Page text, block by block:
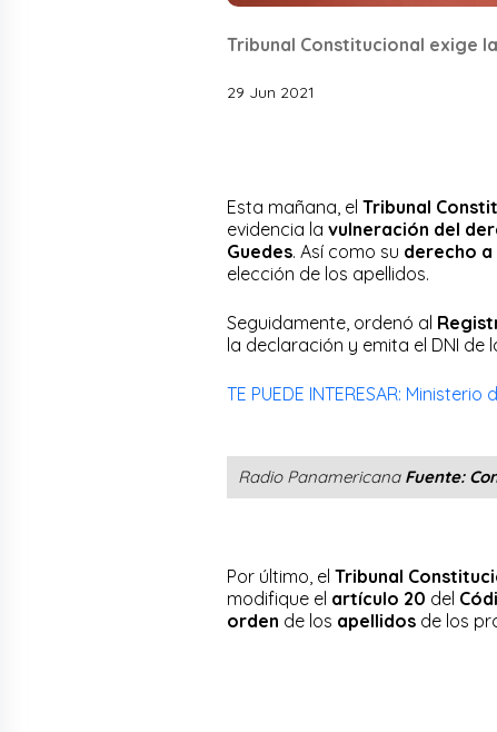
Tribunal Constitucional exige
29 Jun 2021
Esta mañana, el Tribunal
evidencia la vulneración del
Guedes. Así como su derecho
elección de los apellidos.
Seguidamente, ordenó al
la declaración y emita el DNI
TE PUEDE INTERESAR:
Radio Panamericana Fuente:
Por último, el Tribunal
modifique el artículo 20 del
orden de los apellidos de los